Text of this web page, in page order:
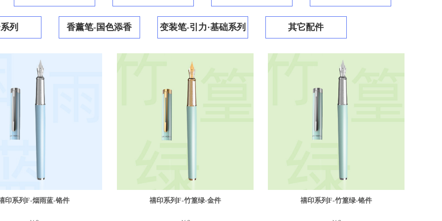
列 香薰笔-国色添香 变装笔-引力·基础系列 其它配件
印系列F-烟雨蓝-铬件 禧印系列F-竹篁绿-金件 禧印系列F-竹篁绿-铬件